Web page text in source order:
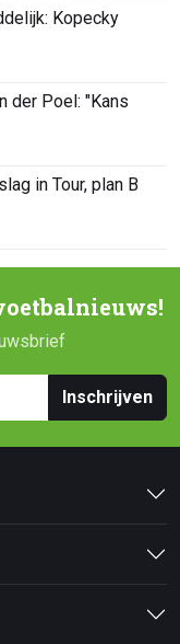
Kopecky
der Poel: "Kans
in Tour, plan B
Inschrijven